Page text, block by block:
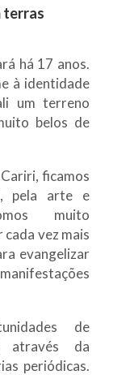
terras
há 17 anos.
à identidade
um terreno
belos de
ficamos
pela arte e
muito
vez mais
evangelizar
de
através da
periódicas.